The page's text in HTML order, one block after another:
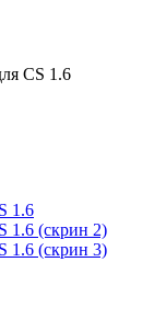
CS 1.6